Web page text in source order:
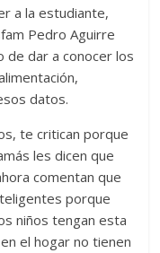
a la estudiante,
Pedro Aguirre
de dar a conocer los
datos.
te critican porque
les dicen que
comentan que
porque
niños tengan esta
el hogar no tienen